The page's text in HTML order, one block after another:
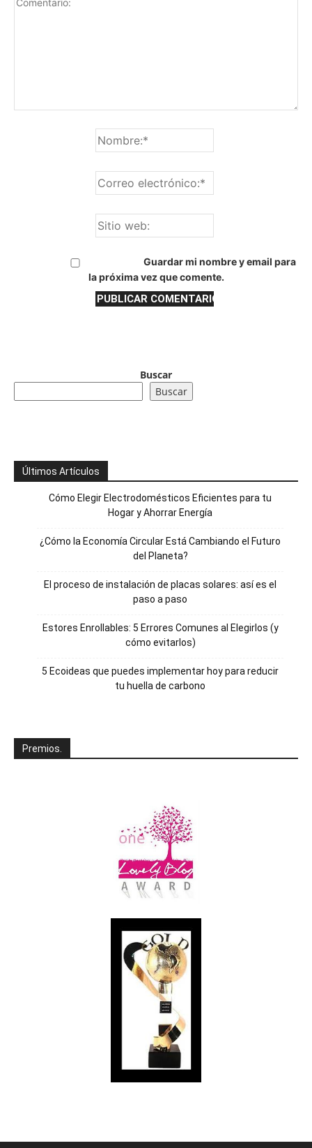
Guardar mi nombre y email para
la próxima vez que comente.
Buscar
Buscar
Últimos Artículos
Cómo Elegir Electrodomésticos Eficientes para tu
Hogar y Ahorrar Energía
¿Cómo la Economía Circular Está Cambiando el Futuro
del Planeta?
El proceso de instalación de placas solares: así es el
paso a paso
Estores Enrollables: 5 Errores Comunes al Elegirlos (y
cómo evitarlos)
5 Ecoideas que puedes implementar hoy para reducir
tu huella de carbono
Premios.